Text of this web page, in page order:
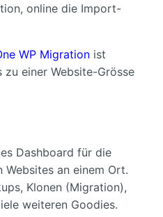
online die Import-
WP Migration ist
einer Website-Grösse
Dashboard für die
an einem Ort.
Klonen (Migration),
weiteren Goodies.